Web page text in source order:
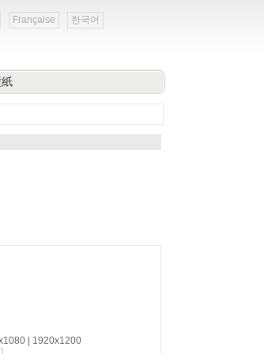
Française 한국어
| 1920x1200